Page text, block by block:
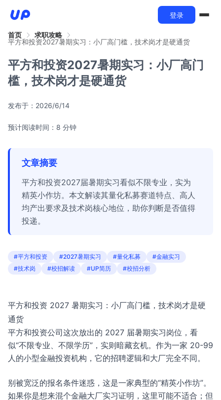
登录
首页
求职攻略
平方和投资2027暑期实习：小厂高门槛，技术岗才是硬通货
平方和投资2027暑期实习：小厂高门
槛，技术岗才是硬通货
发布于： 2026/6/14
预计阅读时间：8 分钟
文章摘要
平方和投资2027届暑期实习看似不限专业，实为
精英小作坊。本文解读其量化私募赛道特点、高人
均产出要求及技术岗核心地位，助你判断是否值得
投递。
#平方和投资 #2027暑期实习 #量化私募
#金融实习
#技术岗
#校招解读 #UP简历 #校招分析
平方和投资 2027 暑期实习：小厂高门槛，技术岗才是硬
通货
平方和投资公司这次放出的 2027 届暑期实习岗位，看
似“不限专业、不限学历”，实则暗藏玄机。作为一家 20-99
人的小型金融投资机构，它的招聘逻辑和大厂完全不同。
别被宽泛的报名条件迷惑，这是一家典型的“精英小作坊”。
如果你是想来混个金融大厂实习证明，这里可能不适合；但